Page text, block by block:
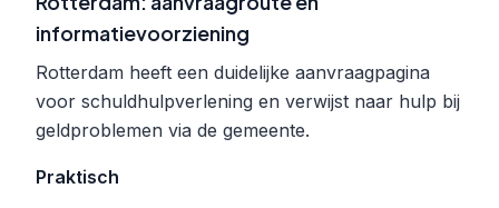
informatievoorziening
Rotterdam heeft een duidelijke aanvraagpagina
voor schuldhulpverlening en verwijst naar hulp bij
geldproblemen via de gemeente.
Praktisch